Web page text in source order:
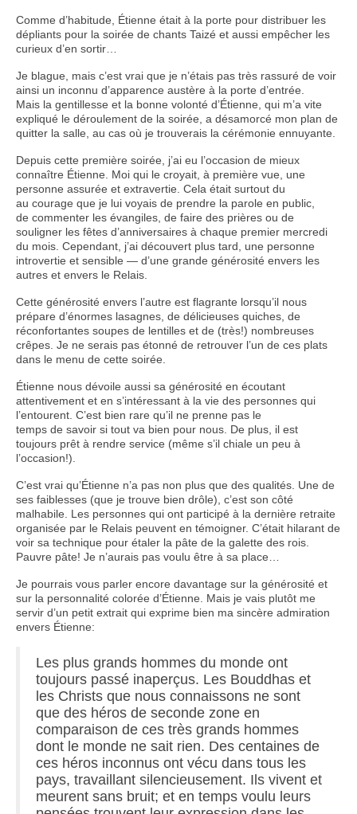
Comme d’habitude, Étienne était à la porte pour distribuer les
dépliants pour la soirée de chants Taizé et aussi empêcher les
curieux d’en sortir…
Je blague, mais c’est vrai que je n’étais pas très rassuré de voir
ainsi un inconnu d’apparence austère à la porte d’entrée.
Mais la gentillesse et la bonne volonté d’Étienne, qui m’a vite
expliqué le déroulement de la soirée, a désamorcé mon plan de
quitter la salle, au cas où je trouverais la cérémonie ennuyante.
Depuis cette première soirée, j’ai eu l’occasion de mieux
connaître Étienne. Moi qui le croyait, à première vue, une
personne assurée et extravertie. Cela était surtout du
au courage que je lui voyais de prendre la parole en public,
de commenter les évangiles, de faire des prières ou de
souligner les fêtes d’anniversaires à chaque premier mercredi
du mois. Cependant, j’ai découvert plus tard, une personne
introvertie et sensible — d’une grande générosité envers les
autres et envers le Relais.
Cette générosité envers l’autre est flagrante lorsqu’il nous
prépare d’énormes lasagnes, de délicieuses quiches, de
réconfortantes soupes de lentilles et de (très!) nombreuses
crêpes. Je ne serais pas étonné de retrouver l’un de ces plats
dans le menu de cette soirée.
Étienne nous dévoile aussi sa générosité en écoutant
attentivement et en s’intéressant à la vie des personnes qui
l’entourent. C’est bien rare qu’il ne prenne pas le
temps de savoir si tout va bien pour nous. De plus, il est
toujours prêt à rendre service (même s’il chiale un peu à
l’occasion!).
C’est vrai qu’Étienne n’a pas non plus que des qualités. Une de
ses faiblesses (que je trouve bien drôle), c’est son côté
malhabile. Les personnes qui ont participé à la dernière retraite
organisée par le Relais peuvent en témoigner. C’était hilarant de
voir sa technique pour étaler la pâte de la galette des rois.
Pauvre pâte! Je n’aurais pas voulu être à sa place…
Je pourrais vous parler encore davantage sur la générosité et
sur la personnalité colorée d’Étienne. Mais je vais plutôt me
servir d’un petit extrait qui exprime bien ma sincère admiration
envers Étienne:
Les plus grands hommes du monde ont
toujours passé inaperçus. Les Bouddhas et
les Christs que nous connaissons ne sont
que des héros de seconde zone en
comparaison de ces très grands hommes
dont le monde ne sait rien. Des centaines de
ces héros inconnus ont vécu dans tous les
pays, travaillant silencieusement. Ils vivent et
meurent sans bruit; et en temps voulu leurs